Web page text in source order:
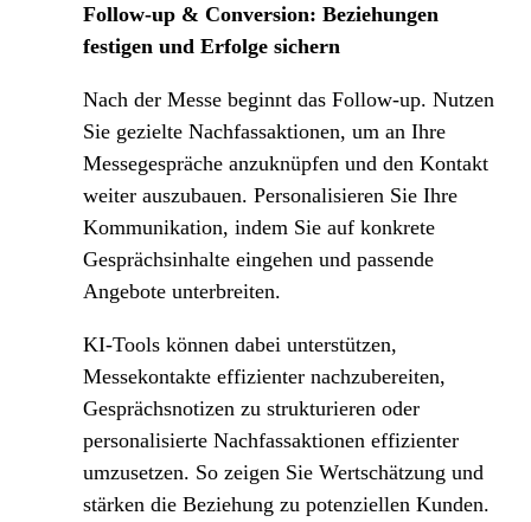
Follow-up & Conversion: Beziehungen
festigen und Erfolge sichern
Nach der Messe beginnt das Follow-up. Nutzen
Sie gezielte Nachfassaktionen, um an Ihre
Messegespräche anzuknüpfen und den Kontakt
weiter auszubauen. Personalisieren Sie Ihre
Kommunikation, indem Sie auf konkrete
Gesprächsinhalte eingehen und passende
Angebote unterbreiten.
KI-Tools können dabei unterstützen,
Messekontakte effizienter nachzubereiten,
Gesprächsnotizen zu strukturieren oder
personalisierte Nachfassaktionen effizienter
umzusetzen. So zeigen Sie Wertschätzung und
stärken die Beziehung zu potenziellen Kunden.